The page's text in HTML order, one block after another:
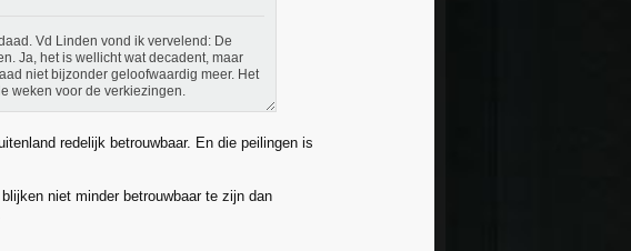
Vd Linden vond ik vervelend: De
Ja, het is wellicht wat decadent, maar
niet bijzonder geloofwaardig meer. Het
weken voor de verkiezingen.
redelijk betrouwbaar. En die peilingen is
niet minder betrouwbaar te zijn dan